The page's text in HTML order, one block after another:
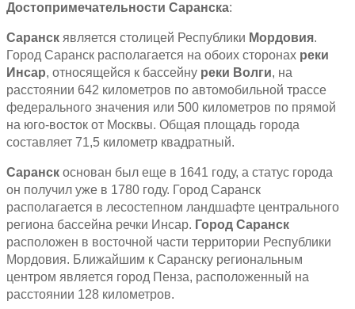
Достопримечательности Саранска:
Саранск является столицей Республики Мордовия.
Город Саранск располагается на обоих сторонах реки
Инсар, относящейся к бассейну реки Волги, на
расстоянии 642 километров по автомобильной трассе
федерального значения или 500 километров по прямой
на юго-восток от Москвы. Общая площадь города
составляет 71,5 километр квадратный.
Саранск основан был еще в 1641 году, а статус города
он получил уже в 1780 году. Город Саранск
располагается в лесостепном ландшафте центрального
региона бассейна речки Инсар. Город Саранск
расположен в восточной части территории Республики
Мордовия. Ближайшим к Саранску региональным
центром является город Пенза, расположенный на
расстоянии 128 километров.